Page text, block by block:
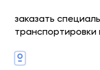
заказать
транспортировки